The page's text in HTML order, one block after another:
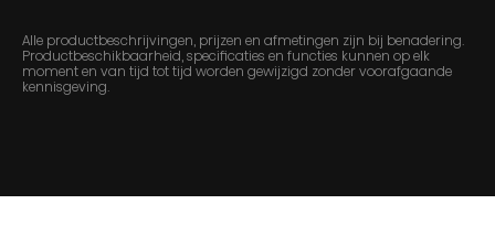
Alle productbeschrijvingen, prijzen en afmetingen zijn bij benadering.
Productbeschikbaarheid, specificaties en functies kunnen op elk
moment en van tijd tot tijd worden gewijzigd zonder voorafgaande
kennisgeving.